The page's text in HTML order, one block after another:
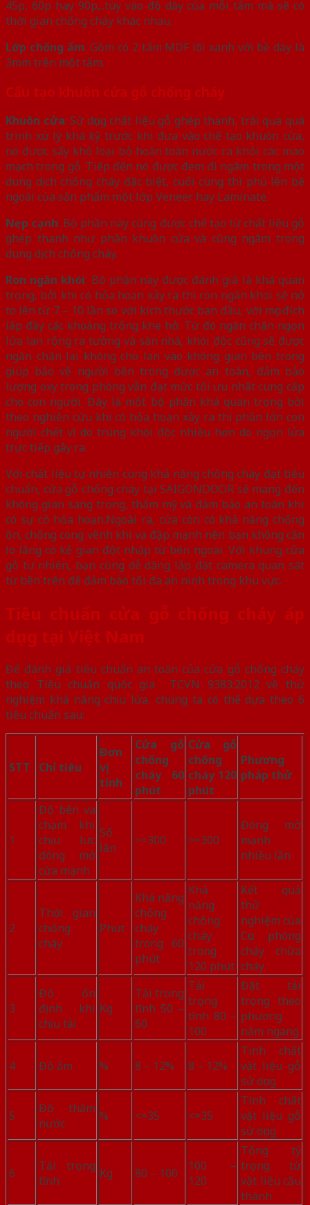
45p, 60p hay 90p,..tùy vào độ dày của mỗi tấm mà sẽ có
thời gian chống cháy khác nhau.
Lớp chống ẩm: Gồm có 2 tấm MDF lõi xanh với bề dày là
3mm trên một tấm.
Cấu tạo khuôn cửa gỗ chống cháy
Khuôn cửa: Sử dụng chất liệu gỗ ghép thanh, trải qua quá
trình xử lý khá kỹ trước khi đưa vào chế tạo khuôn cửa,
nó được sấy khô loại bỏ hoàn toàn nước ra khỏi các mao
mạch trong gỗ. Tiếp đến nó được đem đi ngâm trong một
dung dịch chống cháy đặc biệt, cuối cùng thì phủ lên bề
ngoài của sản phẩm một lớp Veneer hay Laminate.
Nẹp cạnh: Bộ phần này cũng được chế tạo từ chất liệu gỗ
ghép thanh như phần khuôn cửa và cũng ngâm trong
dung dịch chống cháy.
Ron ngăn khói: Bộ phận này được đánh giá là khá quan
trọng, bởi khi có hỏa hoạn xảy ra thì ron ngăn khói sẽ nở
to lên từ 7 – 10 lần so với kích thước ban đầu, với mục đích
lấp đầy các khoảng trống khe hở. Từ đó ngăn chặn ngọn
lửa lan rộng ra tường và sàn nhà, khói độc cũng sẽ được
ngăn chặn lại không cho lan vào không gian bên trong
giúp bảo vệ người bên trong được an toàn, đảm bảo
lượng oxy trong phòng vẫn đạt mức tối ưu nhất cung cấp
cho con người. Đây là một bộ phận khá quan trọng bởi
theo nghiên cứu khi có hỏa hoạn xảy ra thì phần lớn con
người chết vì do trúng khói độc nhiều hơn do ngọn lửa
trực tiếp gây ra.
Với chất liệu tự nhiên cùng khả năng chống cháy đạt tiêu
chuẩn, cửa gỗ chống cháy tại SAIGONDOOR sẽ mang đến
không gian sang trọng, thẩm mỹ và đảm bảo an toàn khi
có sự cố hỏa hoạn.Ngoài ra, cửa còn có khả năng chống
ồn, chống cong vênh khi va đập mạnh nên bạn không cần
lo lắng có kẻ gian đột nhập từ bên ngoài. Với khung cửa
gỗ tự nhiên, bạn cũng dễ dàng lắp đặt camera quan sát
từ bên trên để đảm bảo tối đa an ninh trong khu vực.
Tiêu chuẩn cửa gỗ chống cháy áp
dụng tại Việt Nam
Để đánh giá tiêu chuẩn an toàn của cửa gỗ chống cháy
theo Tiêu chuẩn quốc gia TCVN 9383:2012 về thử
nghiệm khả năng chịu lửa, chúng ta có thể dựa theo 6
tiêu chuẩn sau:
STT Chỉ tiêu
Đơn
vị
tính
Cửa gỗ
chống
cháy 60
phút
Cửa gỗ
chống
cháy 120
phút
Phương
pháp thử
1
Độ bền va
chạm khi
chịu lực
đóng mở
cửa mạnh
Số
lần
>=300 >=300
Đóng mở
mạnh
nhiều lần
2
Thời gian
chống
cháy
Phút
Khả năng
chống
cháy
trong 60
phút
Khả
năng
chống
cháy
trong
120 phút
Kết quả
thử
nghiệm của
Cục phòng
cháy chữa
cháy
3
Độ ổn
định khi
chịu tải
Kg
Tải trọng
tĩnh 50 –
60
Tải
trọng
tĩnh 80 –
100
Đặt tải
trọng theo
phương
nằm ngang
4 Độ ẩm % 8 – 12% 8 – 12%
Tính chất
vật liệu gỗ
sử dụng
5
Độ thấm
nước
% <=35 <=35
Tính chất
vật liệu gỗ
sử dụng
6
Tải trọng
tĩnh
Kg 80 – 100
100 –
120
Tổng tỷ
trọng từ
vật liệu cấu
thành